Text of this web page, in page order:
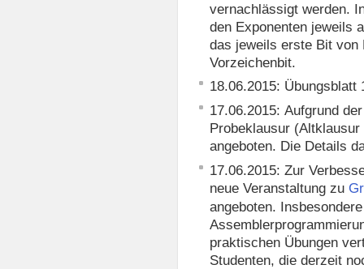
vernachlässigt werden.
den Exponenten jeweils
das jeweils erste Bit von
Vorzeichenbit.
18.06.2015:
17.06.2015: Aufgrund
Probeklausur
angeboten. Die Details
17.06.2015: Zur
neue Veranstaltung zu
angeboten.
praktischen Übungen
Studenten, die derzeit